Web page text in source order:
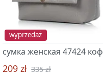
wyprzedaż
209 zł 335 zł